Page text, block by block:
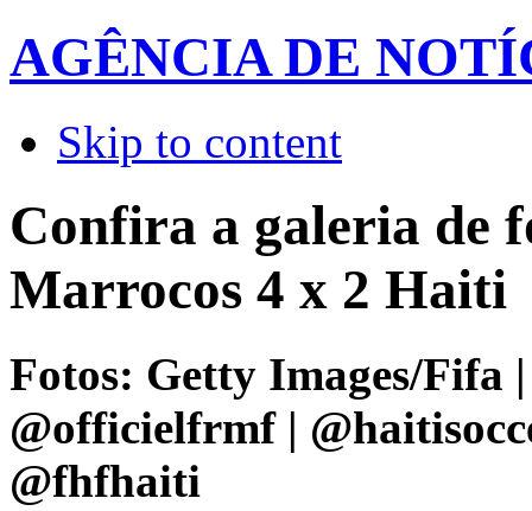
AGÊNCIA DE
Skip to content
Confira a galeria de
Marrocos 4 x 2 Haiti
Fotos: Getty Images/Fifa
@officielfrmf |
@fhfhaiti